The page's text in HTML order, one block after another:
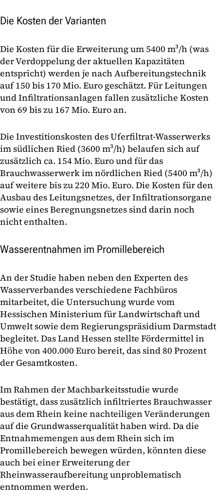
Die Kosten der Varianten
Die Kosten für die Erweiterung um 5400 m³/h (was
der Verdoppelung der aktuellen Kapazitäten
entspricht) werden je nach Aufbereitungstechnik
auf 150 bis 170 Mio. Euro geschätzt. Für Leitungen
und Infiltrationsanlagen fallen zusätzliche Kosten
von 69 bis zu 167 Mio. Euro an.
Die Investitionskosten des Uferfiltrat-Wasserwerks
im südlichen Ried (3600 m³/h) belaufen sich auf
zusätzlich ca. 154 Mio. Euro und für das
Brauchwasserwerk im nördlichen Ried (5400 m³/h)
auf weitere bis zu 220 Mio. Euro. Die Kosten für den
Ausbau des Leitungsnetzes, der Infiltrationsorgane
sowie eines Beregnungsnetzes sind darin noch
nicht enthalten.
Wasserentnahmen im Promillebereich
An der Studie haben neben den Experten des
Wasserverbandes verschiedene Fachbüros
mitarbeitet, die Untersuchung wurde vom
Hessischen Ministerium für Landwirtschaft und
Umwelt sowie dem Regierungspräsidium Darmstadt
begleitet. Das Land Hessen stellte Fördermittel in
Höhe von 400.000 Euro bereit, das sind 80 Prozent
der Gesamtkosten.
Im Rahmen der Machbarkeitsstudie wurde
bestätigt, dass zusätzlich infiltriertes Brauchwasser
aus dem Rhein keine nachteiligen Veränderungen
auf die Grundwasserqualität haben wird. Da die
Entnahmemengen aus dem Rhein sich im
Promillebereich bewegen würden, könnten diese
auch bei einer Erweiterung der
Rheinwasseraufbereitung unproblematisch
entnommen werden.